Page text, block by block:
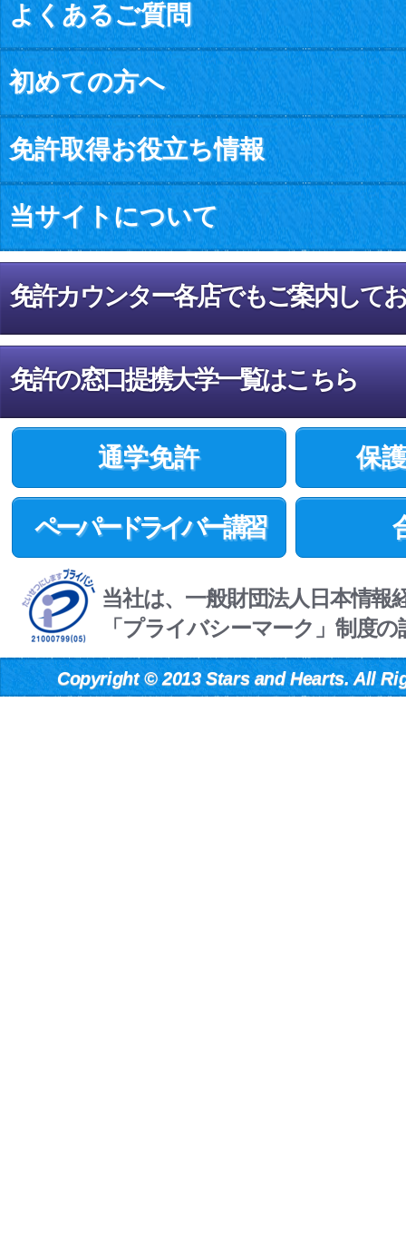
よくあるご質問
初めての方へ
免許取得お役立ち情報
当サイトについて
免許カウンター各店でもご案内して
免許の窓口提携大学一覧はこちら
通学免許
ペーパードライバー講習
保
当社は、一般財団法人日本情報
「プライバシーマーク」制度
Copyright©2013 Stars and Hearts. All